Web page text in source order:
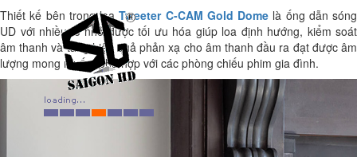
Thiết kế bên trong loaTweeter C-CAM Gold Dome là ống dẫn sóng
UD với nhiều lỗ nhỏ được tối ưu hóa giúp loa định hướng, kiểm soát
âm thanh và tăng hiệu quả phản xạ cho âm thanh đầu ra đạt được âm
lượng mong muốn, phù hợp với các phòng chiếu phim gia đình.